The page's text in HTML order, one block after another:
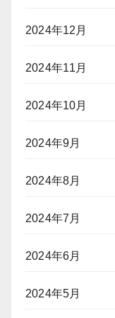
2024年12月
2024年11月
2024年10月
2024年9月
2024年8月
2024年7月
2024年6月
2024年5月